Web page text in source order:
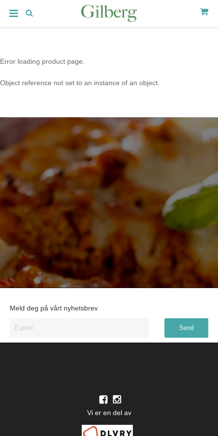
Error loading product page.
Object reference not set to an instance of an object.
Meld deg på vårt nyhetsbrev
Vi er en del av